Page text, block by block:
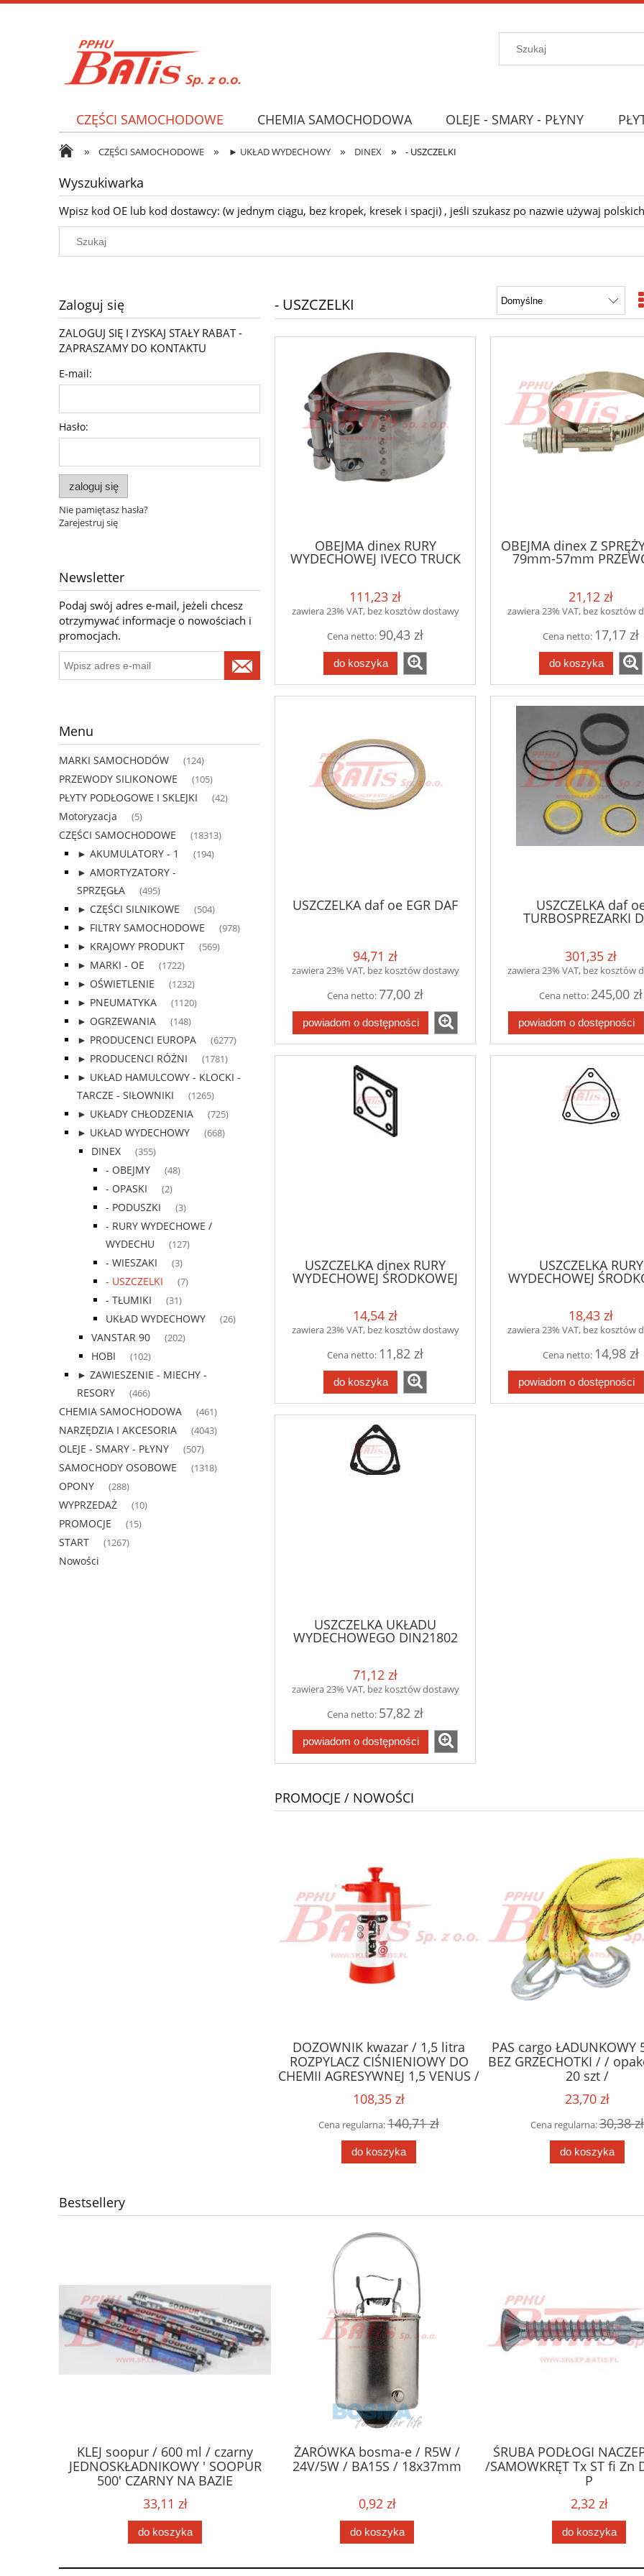
CZĘŚCI SAMOCHODOWE CHEMIA SAMOCHODOWA OLEJE - SMARY - PŁYNY
NARZĘDZIA I AKCESORIA
OPONY PROMOCJE WYPRZEDAŻ
» CZĘŚCI SAMOCHODOWE » ► UKŁAD WYDECHOWY » DINEX » - USZCZELKI
Wyszukiwarka
Wpisz kod OE lub kod dostawcy: (w jednym ciągu, bez kropek, kresek i spacji) , jeśli szukasz po nazwie używaj
Zaloguj się
ZALOGUJ SIĘ I ZYSKAJ STAŁY RABAT -
ZAPRASZAMY DO KONTAKTU
E-mail:
Hasło:
zaloguj się
Nie pamiętasz hasła?
Zarejestruj się
Newsletter
Podaj swój adres e-mail, jeżeli chcesz
otrzymywać informacje o nowościach i
promocjach.
Menu
MARKI SAMOCHODÓW (124)
PRZEWODY SILIKONOWE (105)
PŁYTY PODŁOGOWE I SKLEJKI (42)
Motoryzacja (5)
CZĘŚCI SAMOCHODOWE (18313)
► AKUMULATORY - 1 (194)
► AMORTYZATORY -
SPRZĘGŁA
(495)
► CZĘŚCI SILNIKOWE (504)
► FILTRY SAMOCHODOWE (978)
► KRAJOWY PRODUKT (569)
► MARKI - OE (1722)
► OŚWIETLENIE (1232)
► PNEUMATYKA (1120)
► OGRZEWANIA (148)
► PRODUCENCI EUROPA (6277)
► PRODUCENCI RÓŻNI (1781)
► UKŁAD HAMULCOWY - KLOCKI -
TARCZE - SIŁOWNIKI
(1265)
► UKŁADY CHŁODZENIA (725)
► UKŁAD WYDECHOWY (668)
DINEX (355)
- OBEJMY (48)
- OPASKI (2)
- PODUSZKI (3)
- RURY WYDECHOWE /
WYDECHU
(127)
- WIESZAKI (3)
- USZCZELKI (7)
- TŁUMIKI (31)
UKŁAD WYDECHOWY (26)
VANSTAR 90 (202)
HOBI (102)
► ZAWIESZENIE - MIECHY -
RESORY
(466)
CHEMIA SAMOCHODOWA (461)
NARZĘDZIA I AKCESORIA (4043)
OLEJE - SMARY - PŁYNY (507)
SAMOCHODY OSOBOWE (1318)
OPONY (288)
WYPRZEDAŻ (10)
PROMOCJE (15)
START (1267)
Nowości
- USZCZELKI
OBEJMA dinex RURY
WYDECHOWEJ IVECO TRUCK
[EURO 6]
111,23 zł
zawiera 23% VAT, bez kosztów dostawy
Cena netto: 90,43 zł
do koszyka
OBEJMA dinex Z
79mm-57mm
21,12 zł
zawiera 23% VAT, bez kosztów
Cena netto: 17,17 zł
do koszyka
USZCZELKA daf oe EGR DAF
94,71 zł
zawiera 23% VAT, bez kosztów dostawy
Cena netto:77,00 zł
powiadom o dostępności
USZCZELKA daf
TURBOSPREZARKI
301,35 zł
zawiera 23% VAT, bez kosztów
Cena netto: 245,00 zł
powiadom o dostępności
USZCZELKA dinex RURY
WYDECHOWEJ ŚRODKOWEJ
RVI
dinex
14,54 zł
zawiera 23% VAT, bez kosztów dostawy
Cena netto: 11,82 zł
do koszyka
USZCZELKA RURY
WYDECHOWEJ
DAF 95 dinex
18,43 zł
zawiera 23% VAT, bez kosztów
Cena netto: 14,98 zł
powiadom o dostępności
USZCZELKA UKŁADU
WYDECHOWEGO DIN21802
71,12 zł
zawiera 23% VAT, bez kosztów dostawy
Cena netto: 57,82 zł
powiadom o dostępności
PROMOCJE / NOWOŚCI
DOZOWNIK kwazar / 1,5 litra
ROZPYLACZ CIŚNIENIOWY DO
CHEMII AGRESYWNEJ 1,5 VENUS /
czerwony / do substancji
kwasowych /
108,35 zł
Cena regularna:140,71 zł
do koszyka
PAS cargo ŁADUNKOWY
BEZ GRZECHOTKI / /
20 szt /
23,70 zł
Cena regularna:30,38 zł
do koszyka
Bestsellery
KLEJ soopur / 600 ml / czarny
JEDNOSKŁADNIKOWY ' SOOPUR
500' CZARNY NA BAZIE
POLIURETANU/ kolor - czarny /
karton 20 szt. / pistolet do kleju
307730 /
33,11 zł
do koszyka
ŻARÓWKA bosma-e / R5W /
24V/5W / BA15S / 18x37mm
0,92 zł
do koszyka
ŚRUBA PODŁOGI
/SAMOWKRĘT Tx ST fi Zn
P
2,32 zł
do koszyka